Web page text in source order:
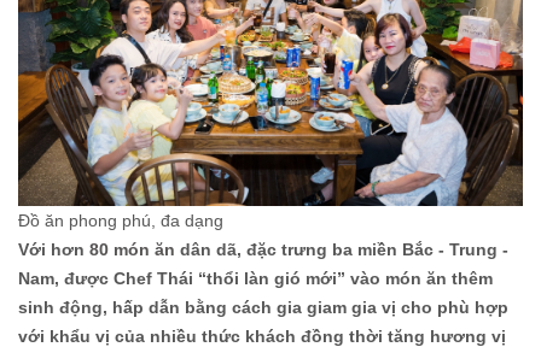
Đồ ăn phong phú, đa dạng
Với hơn 80 món ăn dân dã, đặc trưng ba miền Bắc - Trung -
Nam, được Chef Thái “thổi làn gió mới” vào món ăn thêm
sinh động, hấp dẫn bằng cách gia giam gia vị cho phù hợp
với khẩu vị của nhiều thức khách đồng thời tăng hương vị